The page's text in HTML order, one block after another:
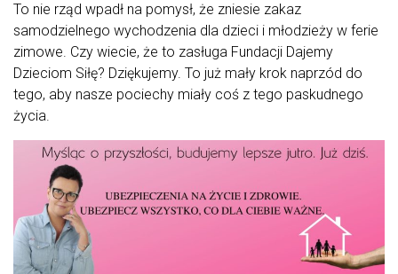
To nie rząd wpadł na pomysł, że zniesie zakaz
samodzielnego wychodzenia dla dzieci i młodzieży w ferie
zimowe. Czy wiecie, że to zasługa Fundacji Dajemy
Dzieciom Siłę? Dziękujemy. To już mały krok naprzód do
tego, aby nasze pociechy miały coś z tego paskudnego
życia.